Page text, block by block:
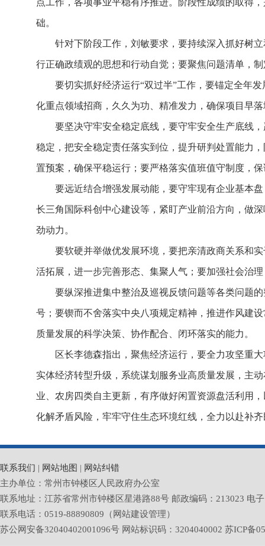
点工作，各项事业平稳有序推进。阶段性成绩的取得
础。
针对下阶段工作，刘敏要求，要持续深入抓好树
行正确政绩观的思想和行动自觉；要聚焦问题清单，
要切实抓好经济运行“双过半”工作，要锚定全年
化重点领域招商，久久为功、精准发力，确保项目早
要坚决守牢安全稳定底线，要守牢安全生产底线
稳定，把安全稳定责任落实到位，提升研判处置能力
置预案，确保平稳运行；要严格落实值班值守制度，
要远近结合增强发展动能，要守牢现有企业基本
长三角国际科创中心建设等，紧盯产业前沿方向，做
劲动力。
要软硬并举做优发展环境，要把亲清政商关系和
活拓展，进一步完善形态、集聚人气；要加强社会治
要纵深推进集中整治及巡视反馈问题等各类问题
号；要锲而不舍落实中央八项规定精神，推进作风建
质量发展的科学决策、协作配合、闭环落实的能力。
区长李德森指出，聚焦经济运行，要全力攻坚重
实体经济转型升级，系统谋划服务业高质量发展，主
业、农房四类自主更新，有序做好闲置资源盘活利用
化解矛盾风险，牢牢守住生态环境红线，全力以赴补
联系我们 | 网站地图 | 网站纠错
主办单位：常州市钟楼区人民政府办公室
联系地址：江苏省常州市钟楼区星港路88号 邮政编码：213023 电
联系电话：0519-88890809（网站建设管理）
苏公网安备32040402001096号 网站标识码：3204040002 苏ICP备